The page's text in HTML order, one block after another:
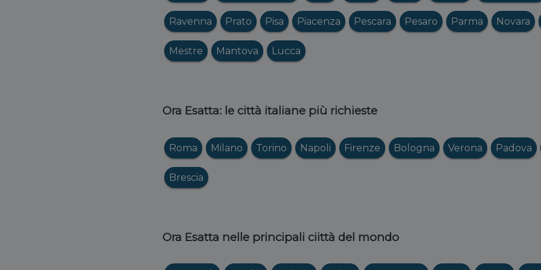
Ravenna Prato Pisa Piacenza Pescara Pesaro Parma Novara
Mestre Mantova Lucca
Ora Esatta: le città italiane più richieste
Roma Milano Torino Napoli Firenze Bologna Verona Padova
Brescia
Ora Esatta nelle principali ciittà del mondo